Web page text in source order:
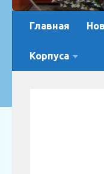
Главная
Корпуса